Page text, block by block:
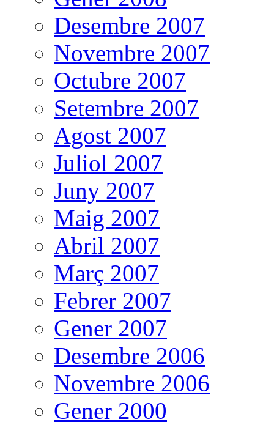
Desembre 2007
Novembre 2007
Octubre 2007
Setembre 2007
Agost 2007
Juliol 2007
Juny 2007
Maig 2007
Abril 2007
Març 2007
Febrer 2007
Gener 2007
Desembre 2006
Novembre 2006
Gener 2000